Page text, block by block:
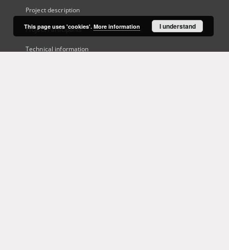
Project description
Project Participants
Technical information
This page uses 'cookies'. More information I understand